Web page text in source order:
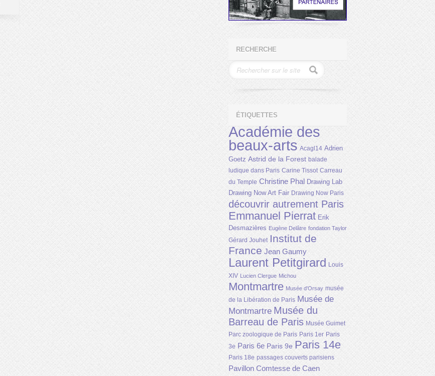
RECHERCHE
ÉTIQUETTES
Académie des
beaux-arts Acagl14 Adrien
Goetz Astrid de la Forest balade
ludique dans Paris Carine Tissot Carreau
du Temple Christine Phal Drawing Lab
Drawing Now Art Fair Drawing Now Paris
découvrir autrement Paris
Emmanuel Pierrat Erik
Desmazières Eugène Delâtre fondation Taylor
Gérard Jouhet Institut de
France Jean Gaumy
Laurent Petitgirard Louis
XIV Lucien Clergue Michou
Montmartre Musée d'Orsay musée
de la Libération de Paris Musée de
Montmartre Musée du
Barreau de Paris Musée Guimet
Parc zoologique de Paris Paris 1er Paris
3e Paris 6e Paris 9e Paris 14e
Paris 18e passages couverts parisiens
Pavillon Comtesse de Caen